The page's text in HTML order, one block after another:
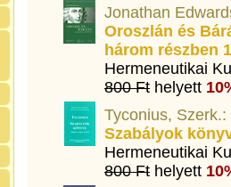
Jonathan
Oroszlán és
három részben
Hermeneutikai
800 Ft helyett
Tyconius,
Szabályok
Hermeneutikai
800 Ft helyett